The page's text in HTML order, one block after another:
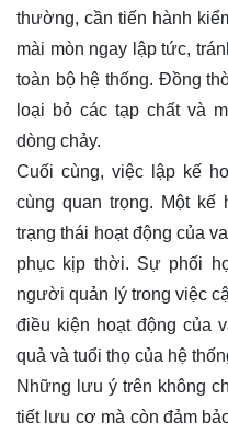
thường, cần tiến hành
mài mòn ngay lập tức,
toàn bộ hệ thống. Đồng
loại bỏ các tạp chất và
dòng chảy.
Cuối cùng, việc lập kế
cùng quan trọng. Một kế
trạng thái hoạt động của
phục kịp thời. Sự phối
người quản lý trong việc
điều kiện hoạt động của
quả và tuổi thọ của hệ
Những lưu ý trên không
tiết lưu cơ mà còn đảm